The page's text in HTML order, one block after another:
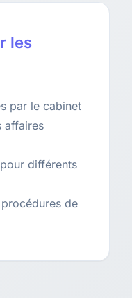
les
par le cabinet
affaires
différents
de